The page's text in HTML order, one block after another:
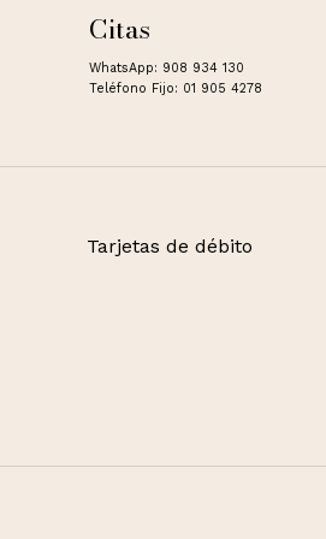
Citas
WhatsApp: 908 934 130
Teléfono Fijo: 01 905 4278
Tarjetas de débito